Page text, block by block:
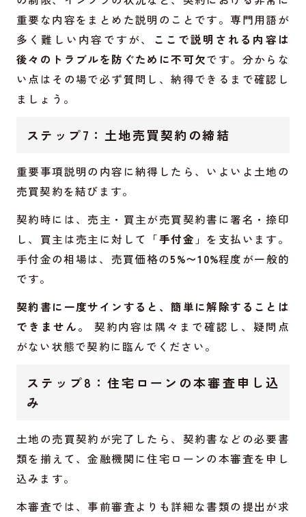
重要な内容をまとめた説明のことです。専門用語が
多く難しい内容ですが、
ここで説明される内容は
後々のトラブルを防ぐために不可欠です。分からな
い点はその場で必ず質問し、納得できるまで確認し
ましょう。
ステップ7：土地売買契約の締結
重要事項説明の内容に納得したら、いよいよ土地の
売買契約を結びます。
契約時には、売主・買主が売買契約書に署名・捺印
し、買主は売主に対して「手付金 」を支払います。
手付金の相場は、売買価格の5%〜10%程度が一般的
です。
契約書に一度サインすると、簡単に解除することは
できません。
契約内容は隅々まで確認し、疑問点
がない状態で契約に臨んでください。
ステップ8：住宅ローンの本審査申し込
み
土地の売買契約が完了したら、契約書などの必要書
類を揃えて、金融機関に住宅ローンの本審査を申し
込みます。
本審査では、事前審査よりも詳細な書類の提出が求